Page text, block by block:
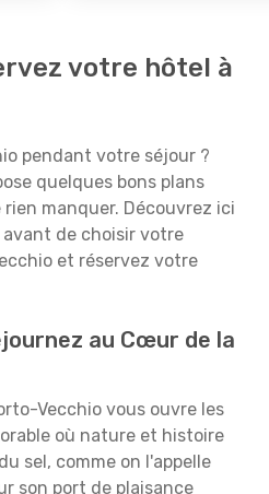
votre hôtel à
pendant votre séjour ?
quelques bons plans
manquer. Découvrez ici
de choisir votre
et réservez votre
au Cœur de la
Vecchio vous ouvre les
où nature et histoire
sel, comme on l'appelle
son port de plaisance